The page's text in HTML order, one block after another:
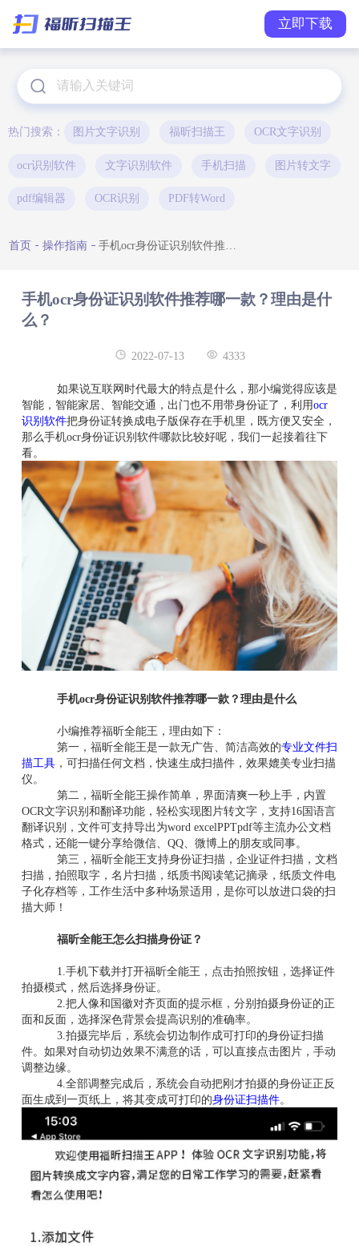
立即下载
热门搜索： 图片文字识别 福昕扫描王 OCR文字识别
ocr识别软件 文字识别软件 手机扫描 图片转文字
pdf编辑器 OCR识别 PDF转Word
首页 操作指南
手机ocr身份证识别软件推荐哪一款？理由是什
么？
2022-07-13 4333
如果说互联网时代最大的特点是什么，那小编觉得应该是
智能，智能家居、智能交通，出门也不用带身份证了，利用ocr
识别软件把身份证转换成电子版保存在手机里，既方便又安全，
那么手机ocr身份证识别软件哪款比较好呢，我们一起接着往下
看。
手机ocr身份证识别软件推荐哪一款？理由是什么
小编推荐福昕全能王，理由如下：
第一，福昕全能王是一款无广告、简洁高效的专业文件扫
描工具，可扫描任何文档，快速生成扫描件，效果媲美专业扫描
仪。
第二，福昕全能王操作简单，界面清爽一秒上手，内置
OCR文字识别和翻译功能，轻松实现图片转文字，支持16国语言
翻译识别，文件可支持导出为word excelPPTpdf等主流办公文档
格式，还能一键分享给微信、QQ、微博上的朋友或同事。
第三，福昕全能王支持身份证扫描，企业证件扫描，文档
扫描，拍照取字，名片扫描，纸质书阅读笔记摘录，纸质文件电
子化存档等，工作生活中多种场景适用，是你可以放进口袋的扫
描大师！
福昕全能王怎么扫描身份证？
1.手机下载并打开福昕全能王，点击拍照按钮，选择证件
拍摄模式，然后选择身份证。
2.把人像和国徽对齐页面的提示框，分别拍摄身份证的正
面和反面，选择深色背景会提高识别的准确率。
3.拍摄完毕后，系统会切边制作成可打印的身份证扫描
件。如果对自动切边效果不满意的话，可以直接点击图片，手动
调整边缘。
4.全部调整完成后，系统会自动把刚才拍摄的身份证正反
面生成到一页纸上，将其变成可打印的身份证扫描件。